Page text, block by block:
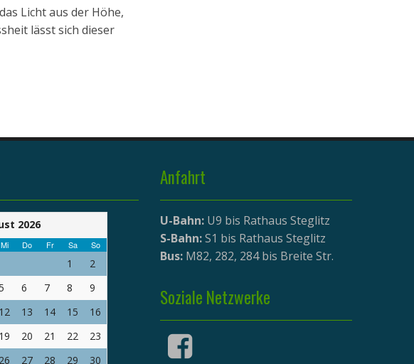
Licht aus der Höhe,
lässt sich dieser
2026
Mi Do Fr Sa So
1
2
6 7 8
9
12 13 14 15
16
19 20 21 22
23
26 27 28 29 30
Anfahrt
U-Bahn: U9 bis Rathaus Steglitz
S-Bahn:S1 bis Rathaus Steglitz
Bus: M82, 282, 284 bis Breite Str.
Soziale Netzwerke